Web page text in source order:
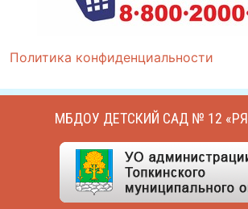
Политика конфиденциальности
МБДОУ ДЕТСКИЙ САД № 12